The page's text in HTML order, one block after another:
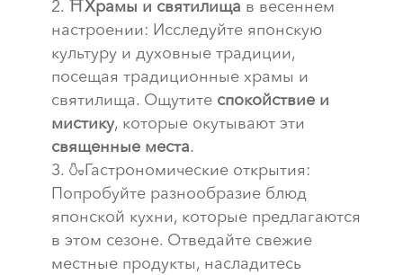
⛩Храмы и святилища в весеннем
настроении: Исследуйте японскую
культуру и духовные традиции,
посещая традиционные храмы и
святилища. Ощутите спокойствие и
мистику, которые окутывают эти
священные места.
🍶Гастрономические открытия:
Попробуйте разнообразие блюд
японской кухни, которые предлагаются
в этом сезоне. Отведайте свежие
местные продукты, насладитесь